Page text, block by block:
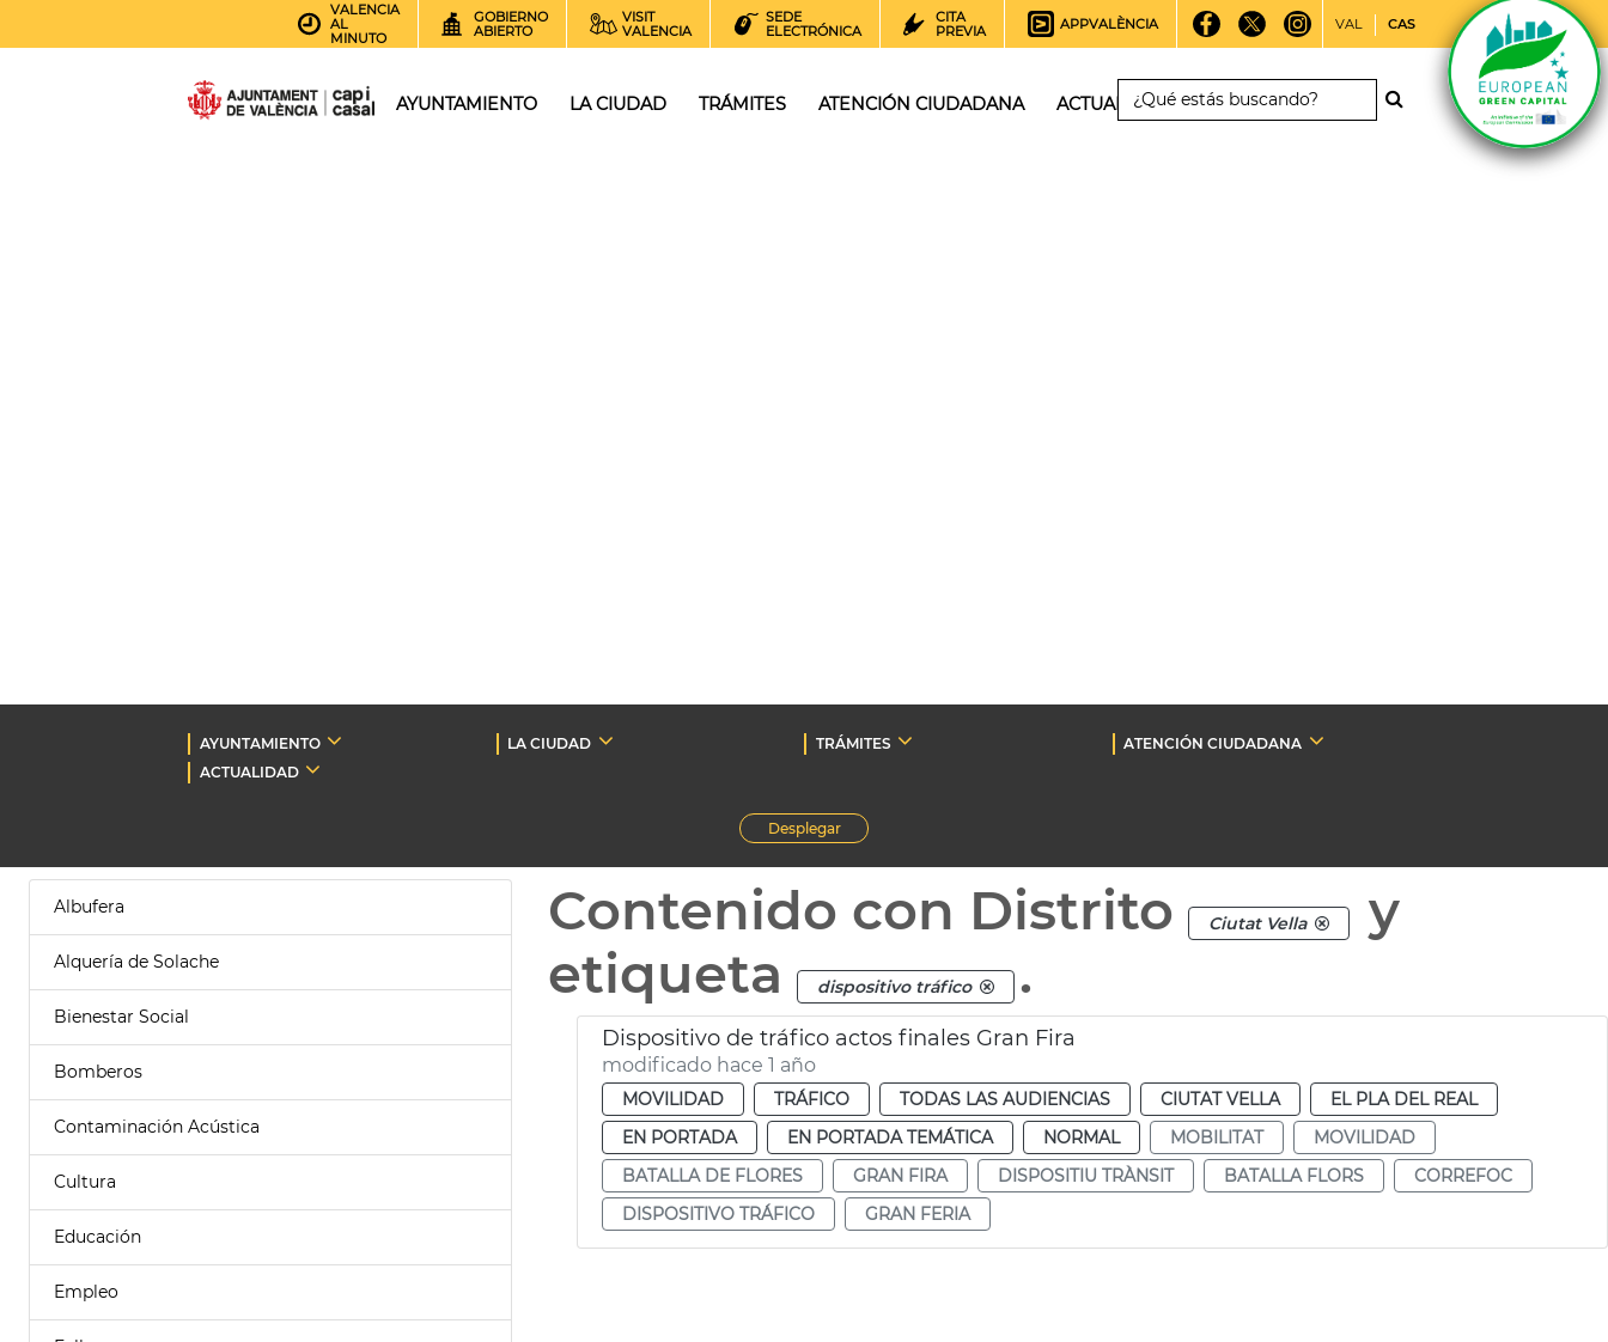
VALENCIA
AL
MINUTO
GOBIERNO
ABIERTO
VISIT
VALENCIA
SEDE
ELECTRÓNICA
CITA
PREVIA
APPVALÈNCIA VAL CAS
AYUNTAMIENTO LA CIUDAD TRÁMITES ATENCIÓN CIUDADANA ACTUALIDAD
AYUNTAMIENTO LA CIUDAD TRÁMITES
ATENCIÓN CIUDADANA
ACTUALIDAD
Desplegar
Albufera
Alquería de Solache
Bienestar Social
Bomberos
Contaminación Acústica
Cultura
Educación
Empleo
Contenido con Distrito Ciutat Vella
y
etiqueta
dispositivo tráfico .
Dispositivo de tráfico actos finales Gran Fira
modificado hace 1 año
MOVILIDAD TRÁFICO TODAS LAS AUDIENCIAS CIUTAT VELLA
EL PLA DEL REAL
EN PORTADA
EN PORTADA TEMÁTICA NORMAL MOBILITAT
MOVILIDAD
BATALLA DE FLORES
GRAN FIRA DISPOSITIU TRÀNSIT BATALLA FLORS
CORREFOC
DISPOSITIVO TRÁFICO
GRAN FERIA